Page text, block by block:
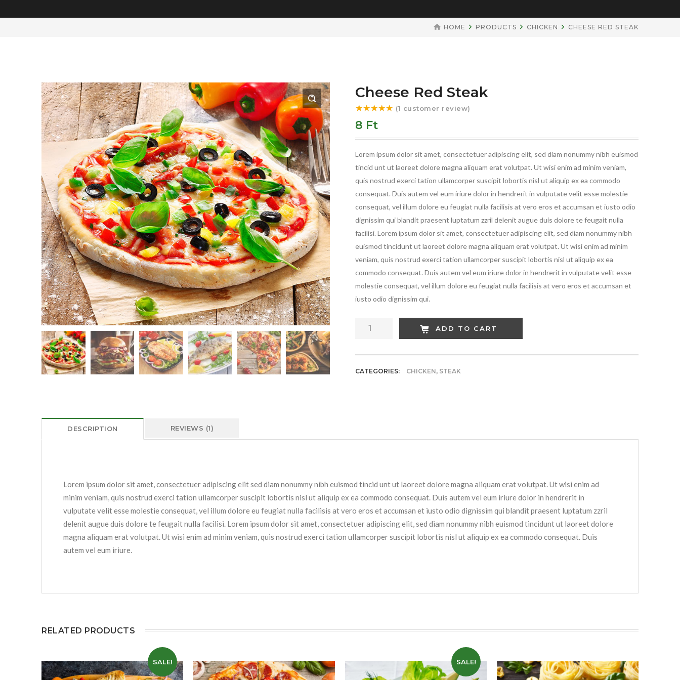
HOME PRODUCTS CHICKEN CHEESE RED STEAK
Cheese Red Steak
out of 5
1
customer
rating
(1 customer review)
8 Ft
Lorem ipsum dolor sit amet, consectetuer adipiscing elit, sed diam nonummy nibh euismod
tincid unt ut laoreet dolore magna aliquam erat volutpat. Ut wisi enim ad minim veniam,
quis nostrud exerci tation ullamcorper suscipit lobortis nisl ut aliquip ex ea commodo
consequat. Duis autem vel eum iriure dolor in hendrerit in vulputate velit esse molestie
consequat, vel illum dolore eu feugiat nulla facilisis at vero eros et accumsan et iusto odio
dignissim qui blandit praesent luptatum zzril delenit augue duis dolore te feugait nulla
facilisi. Lorem ipsum dolor sit amet, consectetuer adipiscing elit, sed diam nonummy nibh
euismod tincidunt ut laoreet dolore magna aliquam erat volutpat. Ut wisi enim ad minim
veniam, quis nostrud exerci tation ullamcorper suscipit lobortis nisl ut aliquip ex ea
commodo consequat. Duis autem vel eum iriure dolor in hendrerit in vulputate velit esse
molestie consequat, vel illum dolore eu feugiat nulla facilisis at vero eros et accumsan et
iusto odio dignissim qui.
Cheese
ADD TO CART
CATEGORIES: CHICKEN, STEAK
DESCRIPTION REVIEWS (1)
Lorem ipsum dolor sit amet, consectetuer adipiscing elit sed diam nonummy nibh euismod tincid unt ut laoreet dolore magna aliquam erat volutpat. Ut wisi enim ad
minim veniam, quis nostrud exerci tation ullamcorper suscipit lobortis nisl ut aliquip ex ea commodo consequat. Duis autem vel eum iriure dolor in hendrerit in
vulputate velit esse molestie consequat, vel illum dolore eu feugiat nulla facilisis at vero eros et accumsan et iusto odio dignissim qui blandit praesent luptatum zzril
delenit augue duis dolore te feugait nulla facilisi. Lorem ipsum dolor sit amet, consectetuer adipiscing elit, sed diam nonummy nibh euismod tincidunt ut laoreet dolore
magna aliquam erat volutpat. Ut wisi enim ad minim veniam, quis nostrud exerci tation ullamcorper suscipit lobortis nisl ut aliquip ex ea commodo consequat. Duis
autem vel eum iriure.
RELATED PRODUCTS
SALE! SALE!